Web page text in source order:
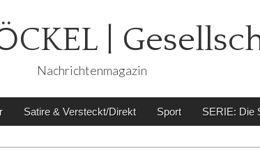
|
Nachrichtenmagazin
Satire & Versteckt/Direkt Sport SERIE: Die